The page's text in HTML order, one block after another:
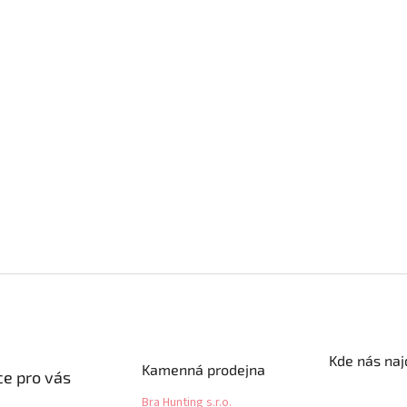
pro vás Kamenná prodejna
Bra Hunting s.r.o.
Kde nás